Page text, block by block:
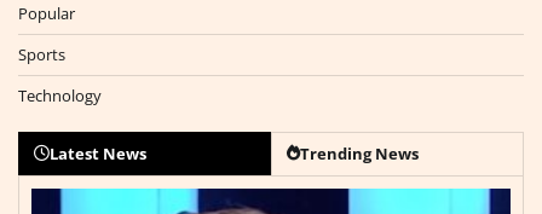
Popular
Sports
Technology
Latest News Trending News